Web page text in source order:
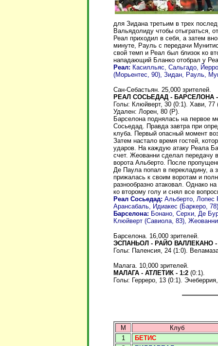
для Зидана третьим в трех
Вальядолиду чтобы отыграться,
Реал приходил в себя, а затем
минуте, Рауль с передачи
свой темп и Реал был близок ко
нападающий Бланко отобрал у
Реал: Касилльяс, Сальгадо,
(Морьентес, 90), Зидан, Рауль,
Сан-Себастьян. 25,000 зрителей.
РЕАЛ СОСЬЕДАД - БАРСЕЛОНА
Голы: Клюйверт, 30 (0:1). Хави, 77
Удален: Лорен, 80 (Р).
Барселона поднялась на первое
Сосьедад. Правда завтра при
клуба. Первый опасный момент
Затем настало время гостей,
ударов. На каждую атаку Реала
счет. Жеованни сделал передачу
ворота Альберто. После
Де Паула попал в перекладину, а
прижалась к своим воротам и
разнообразно атаковал. Однако
ко второму голу и снял все
Реал Сосьедад: Альберто, Лопес
Арансабаль, Идиакес (Баркеро,
Барселона: Бонано, Серхи, Де
Клюйверт (Савиола, 83),
Барселона. 16,000 зрителей.
ЭСПАНЬОЛ - РАЙО ВАЛЛЕКАНО
Голы: Паленсия, 24 (1:0).
Малага. 10,000 зрителей.
МАЛАГА - АТЛЕТИК - 1:2 (0:1).
Голы: Герреро, 13 (0:1).
М
Клуб
1
БЕТИС